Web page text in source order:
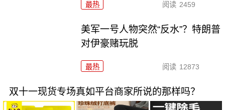
最热 阅读 2459
美军一号人物突然“反水”？特朗普
对伊豪赌玩脱
最热 阅读 12873
双十一现货专场真如平台商家所说的那样吗？